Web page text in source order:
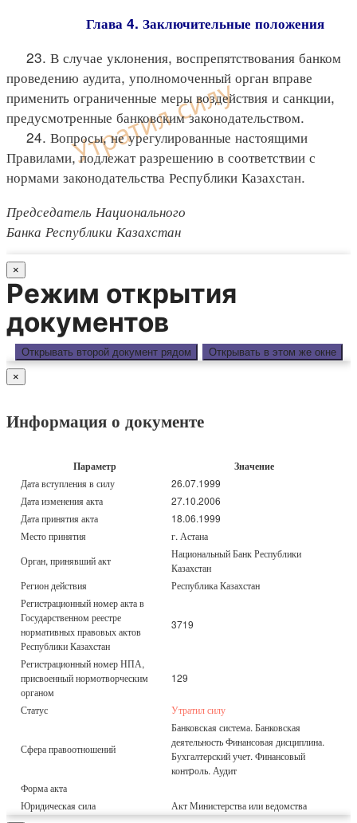
Глава 4. Заключительные положения
23. В случае уклонения, воспрепятствования банком
проведению аудита, уполномоченный орган вправе
применить ограниченные меры воздействия и санкции,
предусмотренные банковским законодательством.
24. Вопросы, не урегулированные настоящими
Правилами, подлежат разрешению в соответствии с
нормами законодательства Республики Казахстан.
Председатель Национального
Банка Республики Казахстан
×
Режим открытия
документов
Открывать второй документ рядом Открывать в этом же окне
×
Информация о документе
Параметр Значение
Дата вступления в силу
26.07.1999
Дата изменения акта
27.10.2006
Дата принятия акта
18.06.1999
Место принятия
г. Астана
Орган, принявший акт
Национальный Банк Республики
Казахстан
Регион действия
Республика Казахстан
Регистрационный номер акта в
Государственном реестре
нормативных правовых актов
Республики Казахстан
3719
Регистрационный номер НПА,
присвоенный нормотворческим
органом
129
Статус Утратил силу
Сфера правоотношений
Банковская система. Банковская
деятельность Финансовая дисциплина.
Бухгалтерский учет. Финансовый
контpоль. Аудит
Форма акта
Юридическая сила
Акт Министерства или ведомства